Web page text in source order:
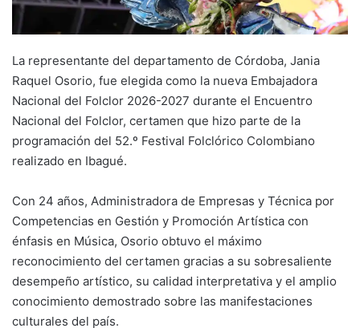
La representante del departamento de Córdoba, Jania
Raquel Osorio, fue elegida como la nueva Embajadora
Nacional del Folclor 2026-2027 durante el Encuentro
Nacional del Folclor, certamen que hizo parte de la
programación del 52.º Festival Folclórico Colombiano
realizado en Ibagué.
Con 24 años, Administradora de Empresas y Técnica por
Competencias en Gestión y Promoción Artística con
énfasis en Música, Osorio obtuvo el máximo
reconocimiento del certamen gracias a su sobresaliente
desempeño artístico, su calidad interpretativa y el amplio
conocimiento demostrado sobre las manifestaciones
culturales del país.